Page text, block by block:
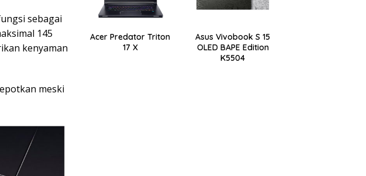
sebagai
145
kenyaman
meski
Acer Predator Triton
17 X
Asus Vivobook S 15
OLED BAPE Edition
K5504